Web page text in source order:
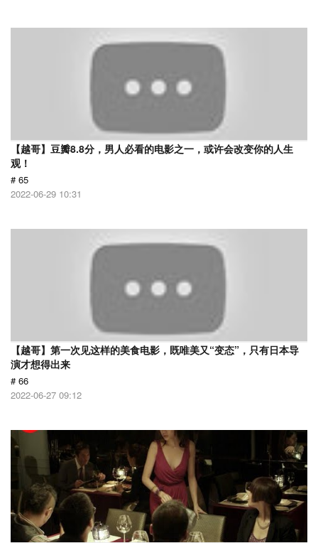
【越哥】豆瓣8.8分，男人必看的电影之一，或许会改变你的人生
观！
# 65
2022-06-29 10:31
【越哥】第一次见这样的美食电影，既唯美又“变态”，只有日本导
演才想得出来
# 66
2022-06-27 09:12